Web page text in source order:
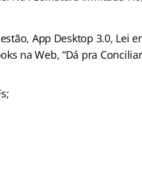
App Desktop 3.0, Lei
na Web, “Dá pra